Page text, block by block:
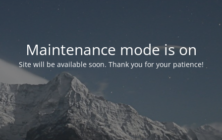
Maintenance mode is on
Site will be available soon. Thank you for your patience!